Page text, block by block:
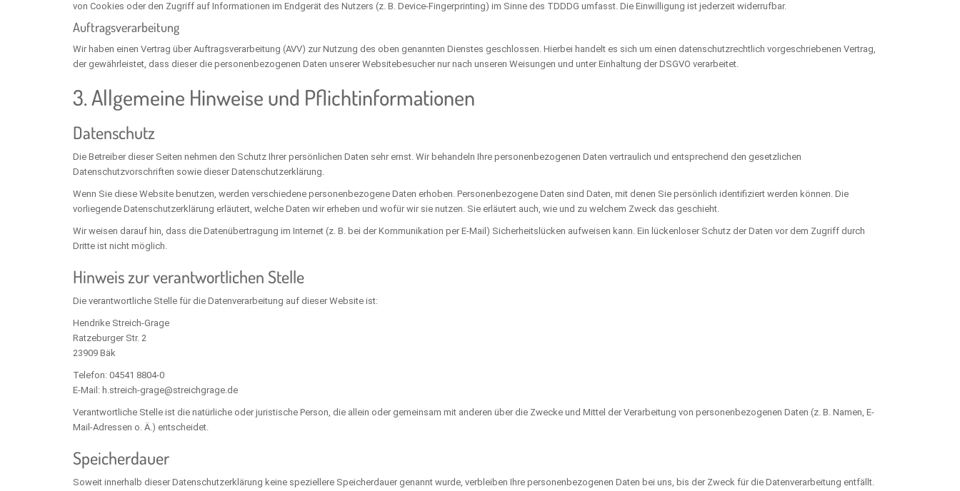
von Cookies oder den Zugriff auf Informationen im Endgerät des Nutzers (z. B. Device-Fingerprinting) im Sinne des TDDDG umfasst. Die Einwilligung ist jederzeit widerrufbar.
Auftragsverarbeitung
Wir haben einen Vertrag über Auftragsverarbeitung (AVV) zur Nutzung des oben genannten Dienstes geschlossen. Hierbei handelt es sich um einen datenschutzrechtlich vorgeschriebenen Vertrag,
der gewährleistet, dass dieser die personenbezogenen Daten unserer Websitebesucher nur nach unseren Weisungen und unter Einhaltung der DSGVO verarbeitet.
3. Allgemeine Hinweise und Pflicht­informationen
Datenschutz
Die Betreiber dieser Seiten nehmen den Schutz Ihrer persönlichen Daten sehr ernst. Wir behandeln Ihre personenbezogenen Daten vertraulich und entsprechend den gesetzlichen
Datenschutzvorschriften sowie dieser Datenschutzerklärung.
Wenn Sie diese Website benutzen, werden verschiedene personenbezogene Daten erhoben. Personenbezogene Daten sind Daten, mit denen Sie persönlich identifiziert werden können. Die
vorliegende Datenschutzerklärung erläutert, welche Daten wir erheben und wofür wir sie nutzen. Sie erläutert auch, wie und zu welchem Zweck das geschieht.
Wir weisen darauf hin, dass die Datenübertragung im Internet (z. B. bei der Kommunikation per E-Mail) Sicherheitslücken aufweisen kann. Ein lückenloser Schutz der Daten vor dem Zugriff durch
Dritte ist nicht möglich.
Hinweis zur verantwortlichen Stelle
Die verantwortliche Stelle für die Datenverarbeitung auf dieser Website ist:
Hendrike Streich-Grage
Ratzeburger Str. 2
23909 Bäk
Telefon: 04541 8804-0
E-Mail: h.streich-grage@streichgrage.de
Verantwortliche Stelle ist die natürliche oder juristische Person, die allein oder gemeinsam mit anderen über die Zwecke und Mittel der Verarbeitung von personenbezogenen Daten (z. B. Namen, E-
Mail-Adressen o. Ä.) entscheidet.
Speicherdauer
Soweit innerhalb dieser Datenschutzerklärung keine speziellere Speicherdauer genannt wurde, verbleiben Ihre personenbezogenen Daten bei uns, bis der Zweck für die Datenverarbeitung entfällt.